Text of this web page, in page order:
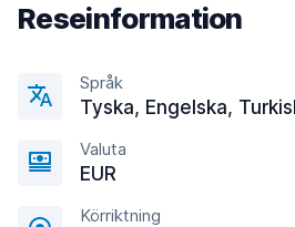
Reseinformation
Språk
Tyska, Engelska,
Valuta
EUR
Körriktning